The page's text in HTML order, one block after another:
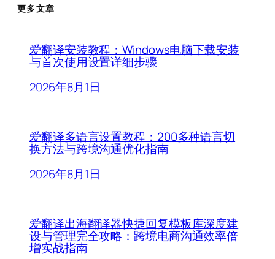
更多文章
爱翻译安装教程：Windows电脑下载安装
与首次使用设置详细步骤
2026年8月1日
爱翻译多语言设置教程：200多种语言切
换方法与跨境沟通优化指南
2026年8月1日
爱翻译出海翻译器快捷回复模板库深度建
设与管理完全攻略：跨境电商沟通效率倍
增实战指南